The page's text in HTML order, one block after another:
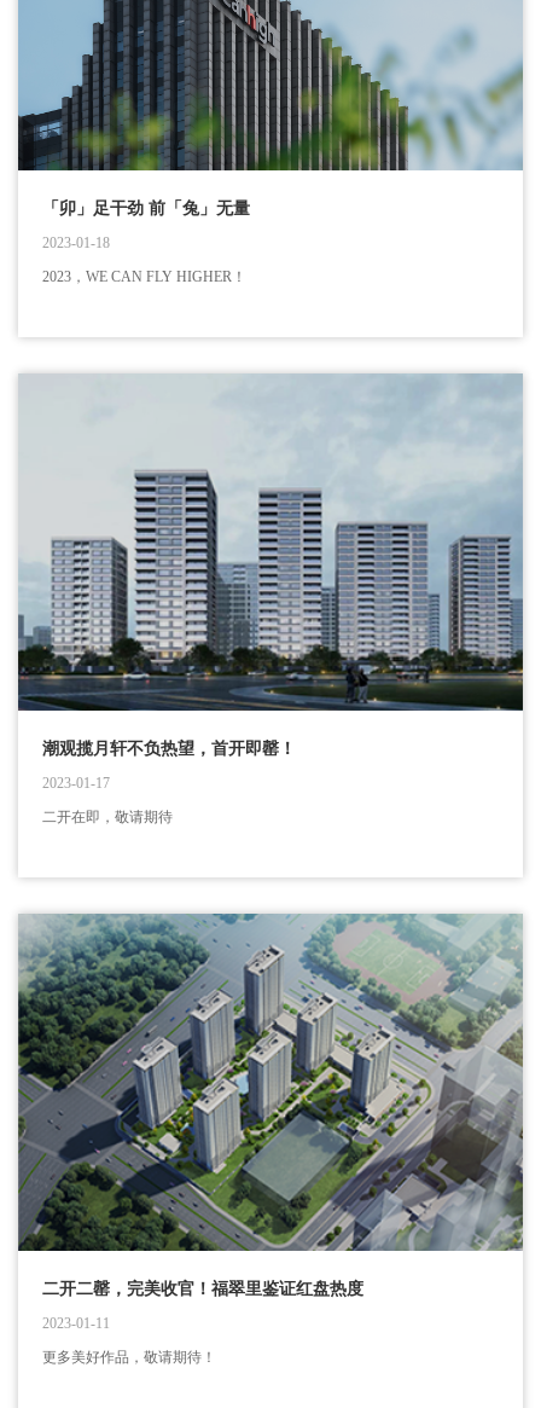
「卯」足干劲 前「兔」无量
2023-01-18
2023，WE CAN FLY HIGHER！
潮观揽月轩不负热望，首开即罄！
2023-01-17
二开在即，敬请期待
二开二罄，完美收官！福翠里鉴证红盘热度
2023-01-11
更多美好作品，敬请期待！